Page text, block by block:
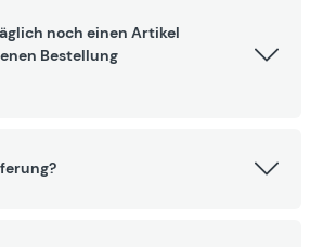
noch einen Artikel
Bestellung